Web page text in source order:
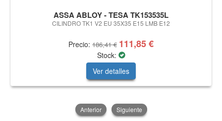
ASSA ABLOY - TESA TK153535L
CILINDRO TK1 V2 EU 35X35 E15 LMB E12
Precio: 186,41 € 111,85 €
Stock:
Ver detalles
Anterior Siguiente